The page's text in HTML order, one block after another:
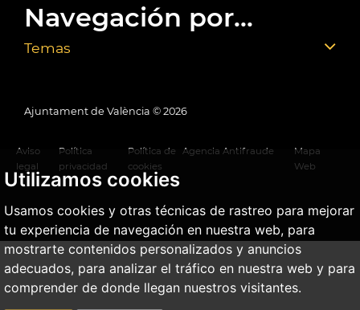
Utilizamos cookies
Usamos cookies y otras técnicas de rastreo para mejorar
tu experiencia de navegación en nuestra web, para
mostrarte contenidos personalizados y anuncios
adecuados, para analizar el tráfico en nuestra web y para
comprender de donde llegan nuestros visitantes.
Navegación por...
Temas
Ajuntament de València © 2026
Aviso
legal
Política
privacidad
Política de
cookies
Agencia Antifraude
Mapa
Web